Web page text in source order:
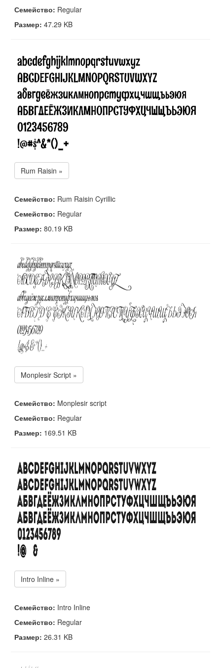
Семейство: Regular
Размер: 47.29 KB
Rum Raisin »
Семейство: Rum Raisin Cyrillic
Семейство: Regular
Размер: 80.19 KB
Monplesir Script »
Семейство: Monplesir script
Семейство: Regular
Размер: 169.51 KB
Intro Inline »
Семейство: Intro Inline
Семейство: Regular
Размер: 26.31 KB